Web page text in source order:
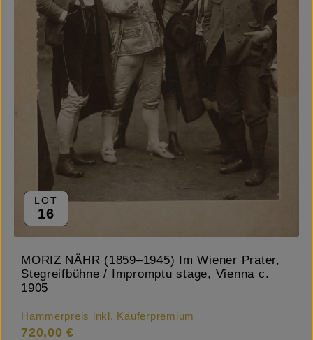
LOT
16
MORIZ NÄHR (1859–1945) Im Wiener Prater,
Stegreifbühne / Impromptu stage, Vienna c.
1905
Hammerpreis inkl. Käuferpremium
720,00 €